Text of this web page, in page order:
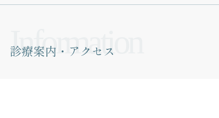
診療案内・アクセス